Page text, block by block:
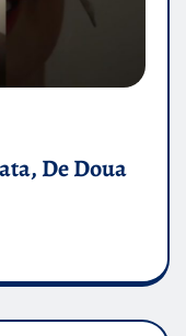
De Doua